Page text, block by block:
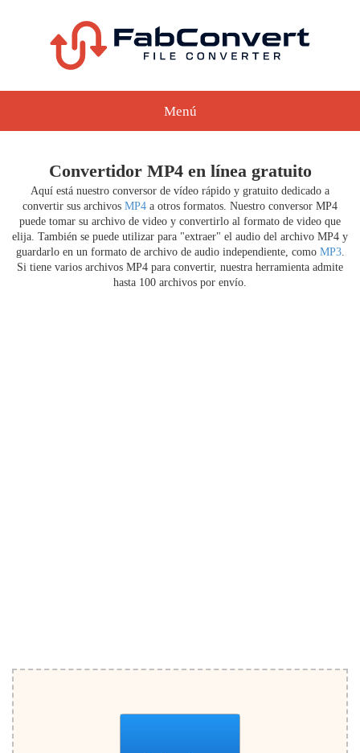
Menú
Convertidor MP4 en línea gratuito
Aquí está nuestro conversor de vídeo rápido y gratuito dedicado a
convertir sus archivos MP4 a otros formatos. Nuestro conversor MP4
puede tomar su archivo de video y convertirlo al formato de video que
elija. También se puede utilizar para "extraer" el audio del archivo MP4 y
guardarlo en un formato de archivo de audio independiente, como MP3.
Si tiene varios archivos MP4 para convertir, nuestra herramienta admite
hasta 100 archivos por envío.